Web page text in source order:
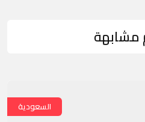
مشابهة
السعودية